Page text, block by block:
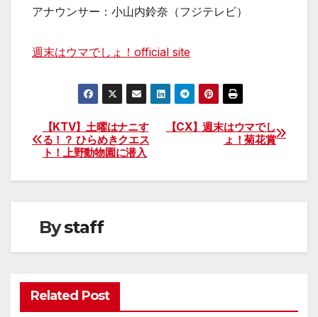
アナウンサー：小山内鈴奈（フジテレビ）
週末はウマでしょ！official site
投
稿
ビ
ゲ
ー
シ
【CX】週末はウマでし
ょ！菊花賞
【KTV】土曜はナニす
る！？ ひらめきクエス
ト！上野動物園に潜入
Bystaff
Related Post